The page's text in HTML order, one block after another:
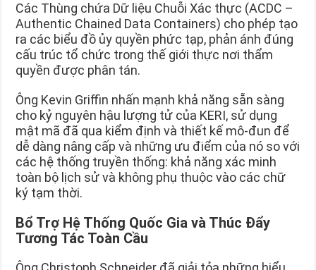
Các Thùng chứa Dữ liệu Chuỗi Xác thực (ACDC –
Authentic Chained Data Containers) cho phép tạo
ra các biểu đồ ủy quyền phức tạp, phản ánh đúng
cấu trúc tổ chức trong thế giới thực nơi thẩm
quyền được phân tán.
Ông Kevin Griffin nhấn mạnh khả năng sẵn sàng
cho kỷ nguyên hậu lượng tử của KERI, sử dụng
mật mã đã qua kiểm định và thiết kế mô-đun để
dễ dàng nâng cấp và những ưu điểm của nó so với
các hệ thống truyền thống: khả năng xác minh
toàn bộ lịch sử và không phụ thuộc vào các chữ
ký tạm thời.
Bổ Trợ Hệ Thống Quốc Gia và Thúc Đẩy
Tương Tác Toàn Cầu